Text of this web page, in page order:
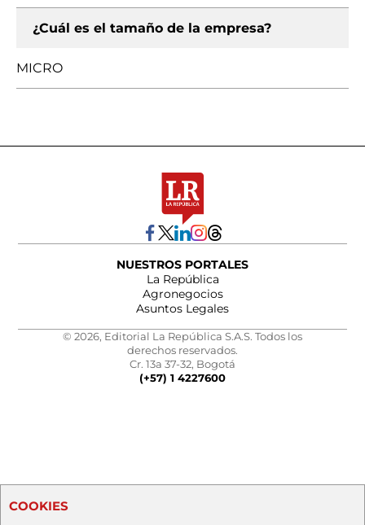
¿Cuál es el tamaño de la empresa?
MICRO
NUESTROS PORTALES
La República
Agronegocios
Asuntos Legales
© 2026, Editorial La República S.A.S. Todos los
derechos reservados.
Cr. 13a 37-32, Bogotá
(+57) 1 4227600
COOKIES